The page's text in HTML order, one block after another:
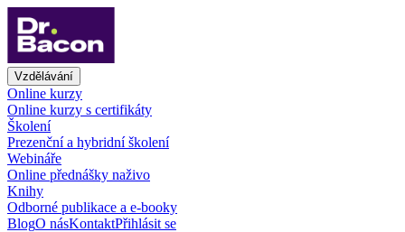
Vzdělávání
Online kurzy
Online kurzy s certifikáty
Školení
Prezenční a hybridní školení
Webináře
Online přednášky naživo
Knihy
Odborné publikace a e-booky
BlogO násKontaktPřihlásit se